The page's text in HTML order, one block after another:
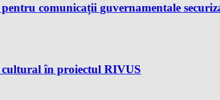
comunicații guvernamentale
în proiectul RIVUS